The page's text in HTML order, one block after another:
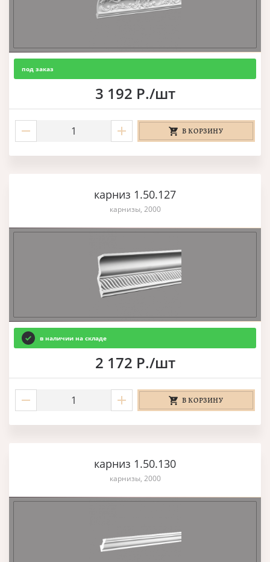
под заказ
3 192 Р./шт
В КОРЗИНУ
карниз 1.50.127
карнизы, 2000
в наличии на складе
2 172 Р./шт
В КОРЗИНУ
карниз 1.50.130
карнизы, 2000